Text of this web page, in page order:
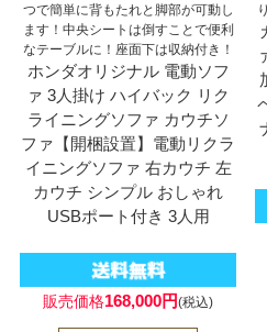
つで簡単に背もたれと脚部が可動し
ます！中央シートは倒すことで便利
なテーブルに！座面下は収納付き！
ホンダオリジナル 電動ソフ
ァ 3人掛け ハイバック リク
ライニングソファ カウチソ
ファ【開梱設置】電動リクラ
イニングソファ 右カウチ 左
カウチ シンプル おしゃれ
USBポート付き 3人用
販売価格168,000円(税込)